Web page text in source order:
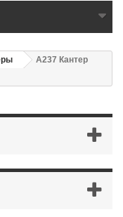
A237 Кантер